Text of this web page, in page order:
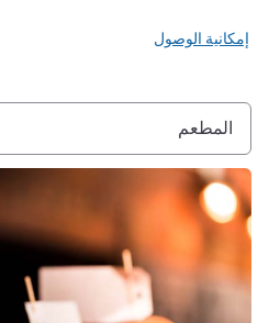
إمكانية الوصول
المطعم
راجع التفاصيل